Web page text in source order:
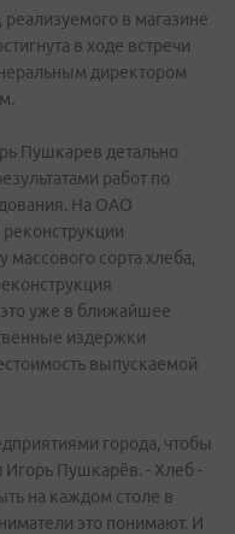
реализуемого в магазине
в ходе встречи
директором
Пушкарев детально
работ по
На ОАО
сорта хлеба,
уже в ближайшее
издержки
выпускаемой
города, чтобы
Игорь Пушкарёв. - Хлеб -
на каждом столе в
это понимают. И